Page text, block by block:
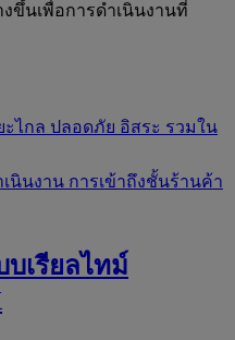
ขึ้นเพื่อการดำเนินงานที่
ไกล ปลอดภัย อิสระ รวมใน
เนินงาน การเข้าถึงชั้นร้านค้า
เรียลไทม์